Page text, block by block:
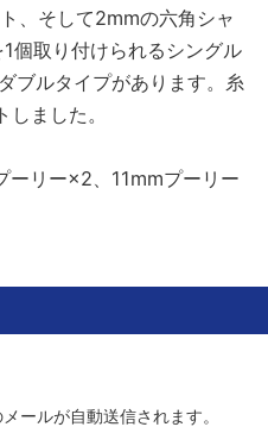
、そして2mmの六角シャ
個取り付けられるシングル
ブルタイプがあります。糸
ました。
リー×2、11mmプーリー
ールが自動送信されます。